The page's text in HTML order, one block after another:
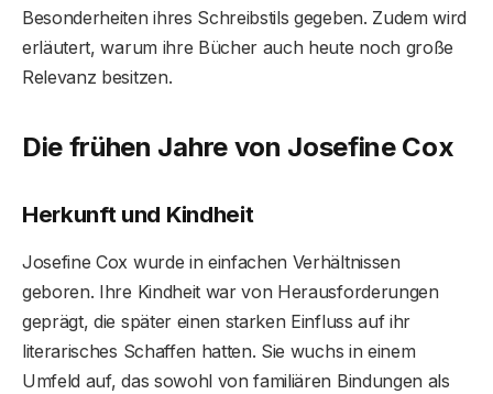
Besonderheiten ihres Schreibstils gegeben. Zudem wird
erläutert, warum ihre Bücher auch heute noch große
Relevanz besitzen.
Die frühen Jahre von Josefine Cox
Herkunft und Kindheit
Josefine Cox wurde in einfachen Verhältnissen
geboren. Ihre Kindheit war von Herausforderungen
geprägt, die später einen starken Einfluss auf ihr
literarisches Schaffen hatten. Sie wuchs in einem
Umfeld auf, das sowohl von familiären Bindungen als